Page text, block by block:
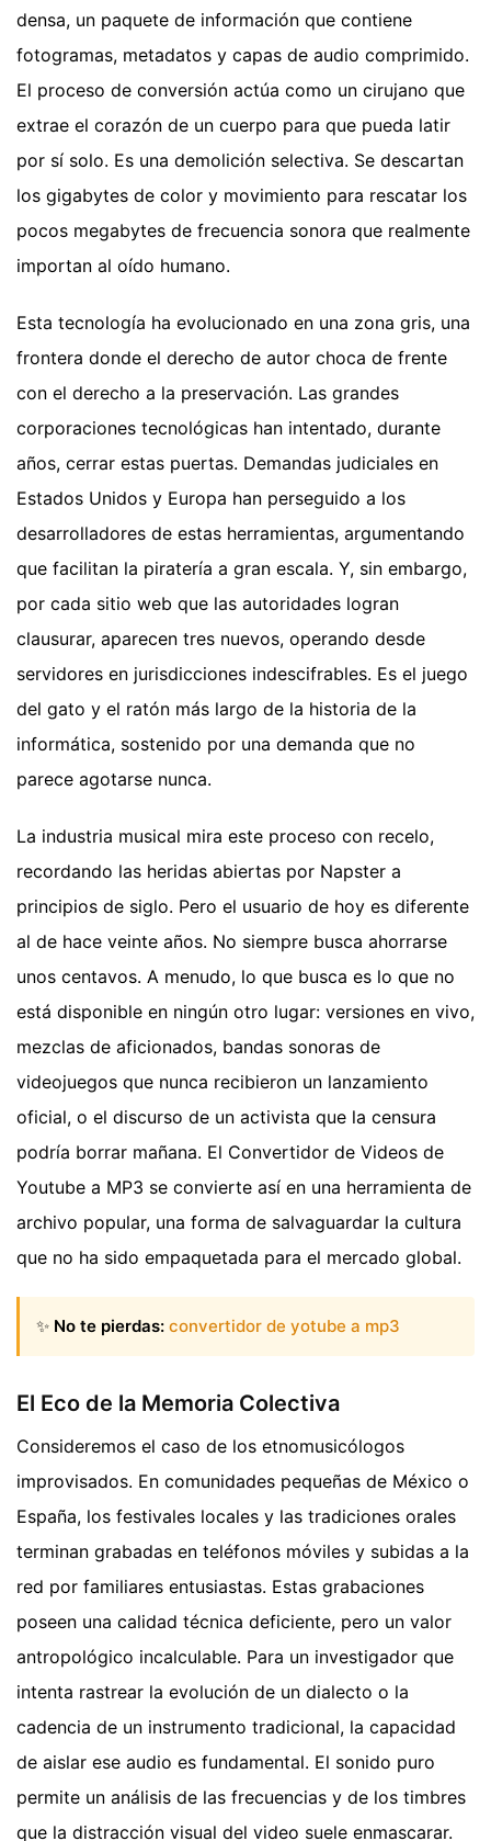
densa, un paquete de información que contiene
fotogramas, metadatos y capas de audio comprimido.
El proceso de conversión actúa como un cirujano que
extrae el corazón de un cuerpo para que pueda latir
por sí solo. Es una demolición selectiva. Se descartan
los gigabytes de color y movimiento para rescatar los
pocos megabytes de frecuencia sonora que realmente
importan al oído humano.
Esta tecnología ha evolucionado en una zona gris, una
frontera donde el derecho de autor choca de frente
con el derecho a la preservación. Las grandes
corporaciones tecnológicas han intentado, durante
años, cerrar estas puertas. Demandas judiciales en
Estados Unidos y Europa han perseguido a los
desarrolladores de estas herramientas, argumentando
que facilitan la piratería a gran escala. Y, sin embargo,
por cada sitio web que las autoridades logran
clausurar, aparecen tres nuevos, operando desde
servidores en jurisdicciones indescifrables. Es el juego
del gato y el ratón más largo de la historia de la
informática, sostenido por una demanda que no
parece agotarse nunca.
La industria musical mira este proceso con recelo,
recordando las heridas abiertas por Napster a
principios de siglo. Pero el usuario de hoy es diferente
al de hace veinte años. No siempre busca ahorrarse
unos centavos. A menudo, lo que busca es lo que no
está disponible en ningún otro lugar: versiones en vivo,
mezclas de aficionados, bandas sonoras de
videojuegos que nunca recibieron un lanzamiento
oficial, o el discurso de un activista que la censura
podría borrar mañana. El Convertidor de Videos de
Youtube a MP3 se convierte así en una herramienta de
archivo popular, una forma de salvaguardar la cultura
que no ha sido empaquetada para el mercado global.
✨ No te pierdas: convertidor de yotube a mp3
El Eco de la Memoria Colectiva
Consideremos el caso de los etnomusicólogos
improvisados. En comunidades pequeñas de México o
España, los festivales locales y las tradiciones orales
terminan grabadas en teléfonos móviles y subidas a la
red por familiares entusiastas. Estas grabaciones
poseen una calidad técnica deficiente, pero un valor
antropológico incalculable. Para un investigador que
intenta rastrear la evolución de un dialecto o la
cadencia de un instrumento tradicional, la capacidad
de aislar ese audio es fundamental. El sonido puro
permite un análisis de las frecuencias y de los timbres
que la distracción visual del video suele enmascarar.